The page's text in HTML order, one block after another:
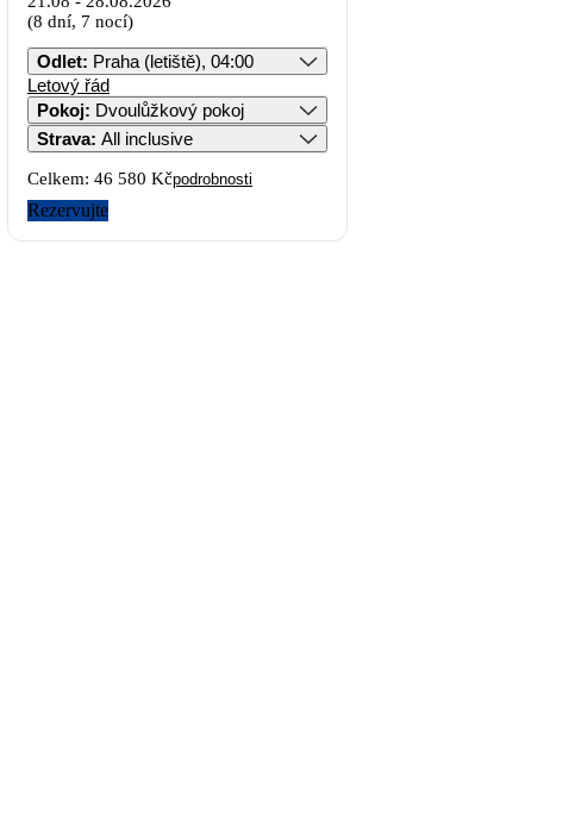
(8 dní, 7 nocí)
Odlet: Praha (letiště), 04:00
Letový řád
Pokoj: Dvoulůžkový pokoj
Strava: All inclusive
Celkem: 46 580 Kčpodrobnosti
Rezervujte